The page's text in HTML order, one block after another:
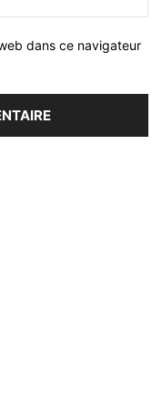
dans ce navigateur